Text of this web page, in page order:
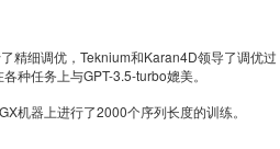
精细调优，Teknium和Karan4D领导了调优过
种任务上与GPT-3.5-turbo媲美。
机器上进行了2000个序列长度的训练。